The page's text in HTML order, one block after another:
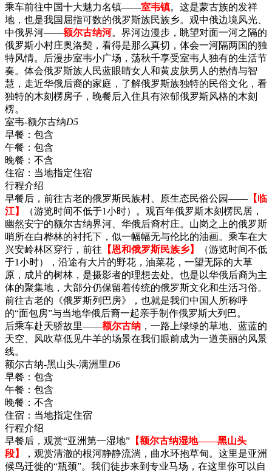
乘车前往中国十大魅力名镇——室韦镇。这是蒙古族的发祥
地，也是我国屈指可数的俄罗斯族民族乡。观中俄边境风光、
中俄界河——额尔古纳河。界河边漫步，眺望对面一河之隔的
俄罗斯小村庄奥洛契，看得是那么真切，体会一河隔两国的独
特风情。后漫步室韦小广场，荡秋千享受室韦人独有的生活节
奏。体会俄罗斯族人民蓝眼睛女人和黄皮肤男人的热情与智
慧，走近华俄后裔的家庭，了解俄罗斯族独特的民俗文化，看
独特的木刻楞房子，晚餐后入住具有浓郁俄罗斯风格的木刻
楞。
室韦-额尔古纳D5
早餐： 包含
午餐： 包含
晚餐： 不含
住宿： 当地指定住宿
行程介绍
早餐后，前往古老的俄罗斯民族村、原生态民俗公园—— 【临
江】
（游览时间不低于1小时）。观百年俄罗斯木刻楞民居，
幽然安宁的额尔古纳界河、华俄后裔村庄。山岗之上的俄罗斯
哨所在白桦林的衬托下，似一幅幅无与伦比的油画。乘车在大
兴安岭林区穿行，前往 【恩和俄罗斯民族乡】
（游览时间不低
于1小时），沿途有大片的野花，油菜花，一望无际的大草
原，成片的树林，是摄影者的理想去处。也是以华俄后裔为主
体的聚集地，大部分仍保留着传统的俄罗斯文化和生活习俗。
前往古老的《俄罗斯列巴房》，也就是我们中国人所称呼
的“面包房”与当地华俄后裔一起亲手制作俄罗斯大列巴。
后乘车赴天骄故里——额尔古纳 ，一路上绿绿的草地、蓝蓝的
天空、风吹草低见牛羊的场景在我们眼前成为一道美丽的风景
线。
额尔古纳-黑山头-满洲里D6
早餐： 包含
午餐： 包含
晚餐： 不含
住宿： 当地指定住宿
行程介绍
早餐后，观赏“亚洲第一湿地” 【额尔古纳湿地——黑山头
段】
，观赏清澈的根河静静流淌，曲水环抱草甸。这里是亚洲
候鸟迁徙的“瓶颈”。我们徒步来到专业马场，在这里你可以自